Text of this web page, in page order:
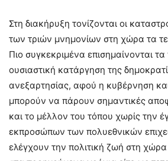
Στη διακήρυξη τονίζονται οι
των τριών μνημονίων στη χώρα τα
Πιο συγκεκριμένα επισημαίνονται
ουσιαστική κατάργηση της
ανεξαρτησίας, αφού η κυβέρνηση
μπορούν να πάρουν σημαντικές
και το μέλλον του τόπου χωρίς την
εκπροσώπων των πολυεθνικών
ελέγχουν την πολιτική ζωή στη χώρα